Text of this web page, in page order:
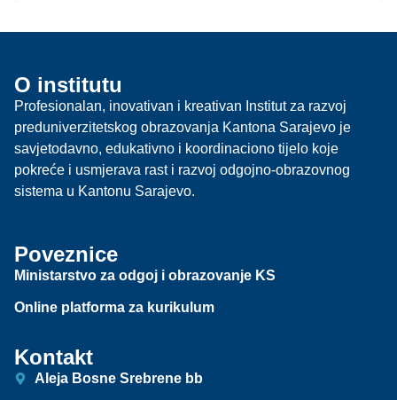
O institutu
Profesionalan, inovativan i kreativan Institut za razvoj
preduniverzitetskog obrazovanja Kantona Sarajevo je
savjetodavno, edukativno i koordinaciono tijelo koje
pokreće i usmjerava rast i razvoj odgojno-obrazovnog
sistema u Kantonu Sarajevo.
Poveznice
Ministarstvo za odgoj i obrazovanje KS
Online platforma za kurikulum
Kontakt
Aleja Bosne Srebrene bb